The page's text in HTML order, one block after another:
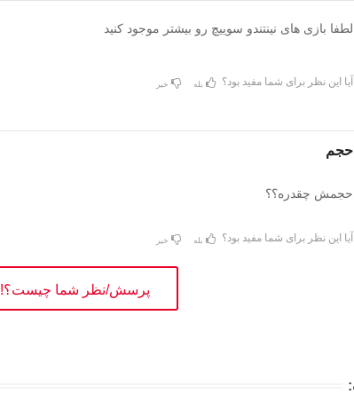
لطفا بازی های نینتندو سوییچ رو بیشتر موجود کنید
آیا این نظر برای شما مفید بود؟ بله خیر
حجم
حجمش چقدره؟؟
آیا این نظر برای شما مفید بود؟ بله خیر
پرسش/نظر شما چیست؟!